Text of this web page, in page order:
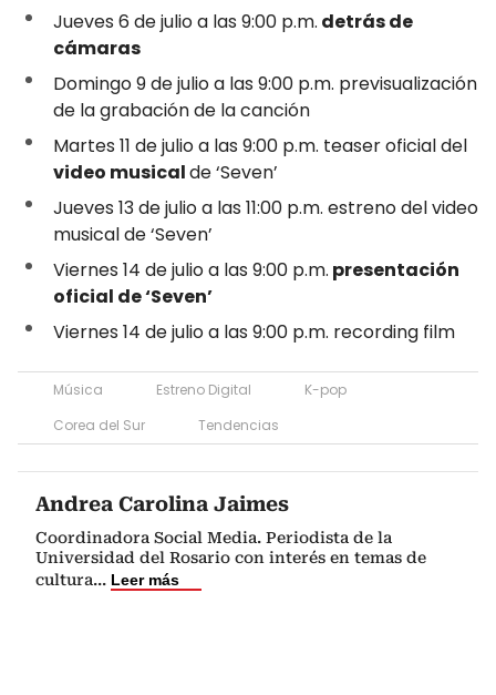
Jueves 6 de julio a las 9:00 p.m. detrás de
cámaras
Domingo 9 de julio a las 9:00 p.m. previsualización
de la grabación de la canción
Martes 11 de julio a las 9:00 p.m. teaser oficial del
video musicalde ‘Seven’
Jueves 13 de julio a las 11:00 p.m. estreno del video
musical de ‘Seven’
Viernes 14 de julio a las 9:00 p.m. presentación
oficial de ‘Seven’
Viernes 14 de julio a las 9:00 p.m. recording film
Música Estreno Digital
K-pop
Corea del Sur
Tendencias
Andrea Carolina Jaimes
Coordinadora Social Media. Periodista de la
Universidad del Rosario con interés en temas de
cultura... Leer más